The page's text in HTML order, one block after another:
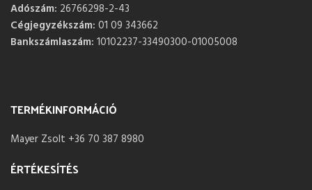
Adószám: 26766298-2-43
Cégjegyzékszám: 01 09 343662
Bankszámlaszám: 10102237-33490300-01005008
TERMÉKINFORMÁCIÓ
Mayer Zsolt +36 70 387 8980
ÉRTÉKESÍTÉS